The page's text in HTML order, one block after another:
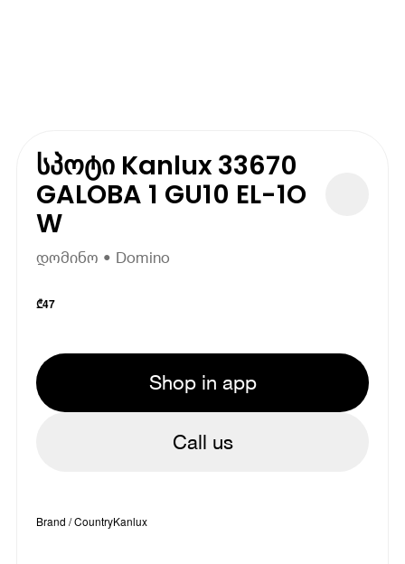
სპოტი Kanlux 33670
GALOBA 1 GU10 EL-1O
W
დომინო • Domino
₾47
Shop in app
Call us
Brand / CountryKanlux